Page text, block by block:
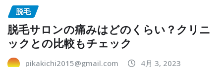
脱毛
脱毛サロンの痛みはどのくらい？クリニ
ックとの比較もチェック
pikakichi2015@gmail.com 4月 3, 2023